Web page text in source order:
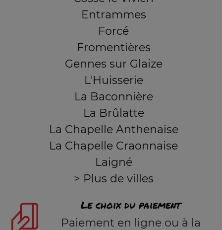
Entrammes
Forcé
Fromentières
Gennes sur Glaize
L'Huisserie
La Baconnière
La Brûlatte
La Chapelle Anthenaise
La Chapelle Craonnaise
Laigné
> Plus de villes
Le choix du paiement
Paiement en ligne ou à la